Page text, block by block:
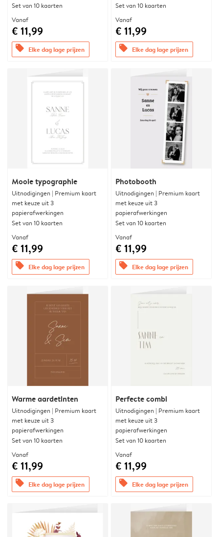
Set van 10 kaarten
Vanaf
€ 11,99
offers Elke dag lage prijzen
Set van 10 kaarten
Vanaf
€ 11,99
offers Elke dag lage prijzen
Mooie typographie
Uitnodigingen | Premium kaart
met keuze uit 3
papierafwerkingen
Set van 10 kaarten
Vanaf
€ 11,99
offers Elke dag lage prijzen
Photobooth
Uitnodigingen | Premium kaart
met keuze uit 3
papierafwerkingen
Set van 10 kaarten
Vanaf
€ 11,99
offers Elke dag lage prijzen
Warme aardetinten
Uitnodigingen | Premium kaart
met keuze uit 3
papierafwerkingen
Set van 10 kaarten
Vanaf
€ 11,99
offers Elke dag lage prijzen
Perfecte combi
Uitnodigingen | Premium kaart
met keuze uit 3
papierafwerkingen
Set van 10 kaarten
Vanaf
€ 11,99
offers Elke dag lage prijzen